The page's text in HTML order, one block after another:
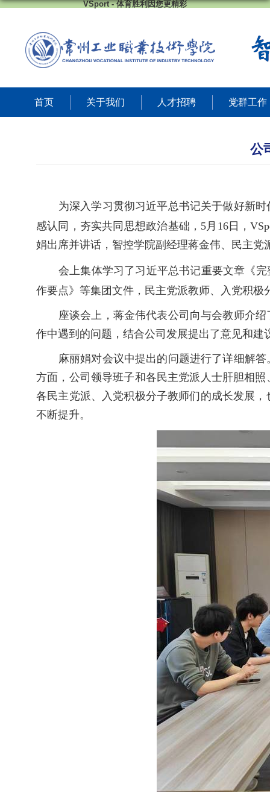
VSport - 体育胜利因您更精彩
首页 关于我们 人才招聘 党群工作
公
为深入学习贯彻习近平总书记关于做好新
感认同，夯实共同思想政治基础， 5月 16日，
娟出席并讲话， 智控学 院副经理蒋金伟、 民主党
会上集体学习了习近平总书记重要文章《
作要点》 等集团文件， 民主党派教师、 入党积极
座谈会上， 蒋金伟代表公司向与会教师介
作中遇到的问题，结合公司发展提出了意见和建
麻丽娟对会议中提出的问题进行了详细解
方面，公司领导班子和各民主党派人士肝胆相
各民主党派、入党积极分子教师们的成长发展
不断提升。